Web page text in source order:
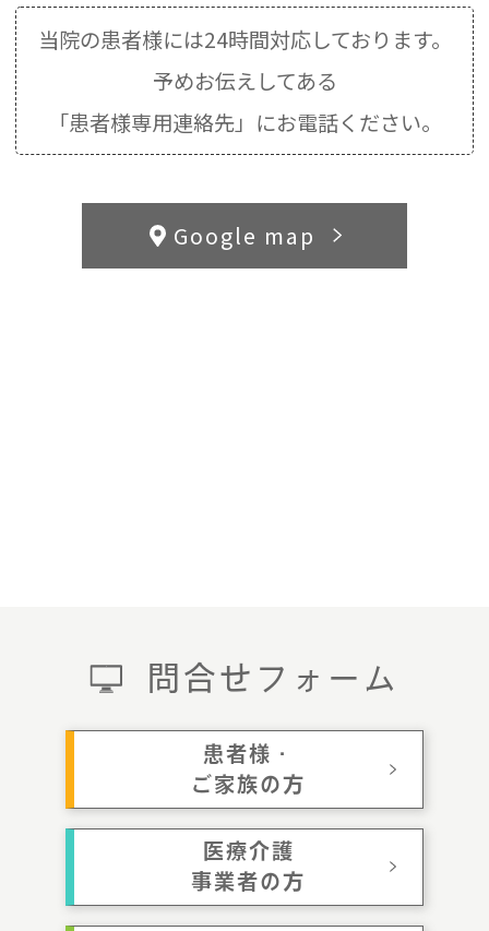
当院の患者様には24時間対応しております。
予めお伝えしてある
「患者様専用連絡先」にお電話ください。
問合せフォーム
患者様・
ご家族の方
医療介護
事業者の方
Google map